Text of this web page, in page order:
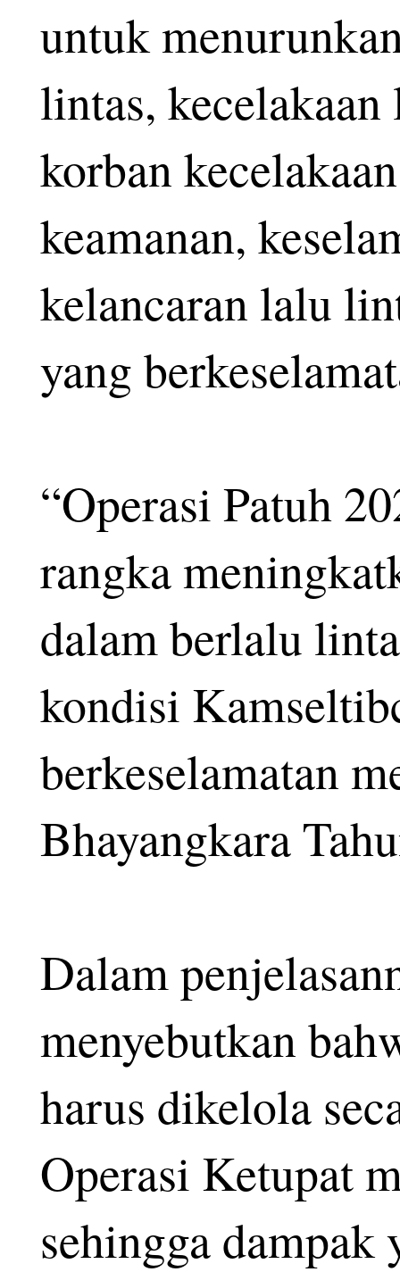
untuk
lintas,
korban
keamanan,
kelancaran lalu
yang
“Operasi Patuh
rangka
dalam berlalu
kondisi
berkeselamatan
Bhayangkara
Dalam
menyebutkan
harus dikelola
Operasi Ketupat
sehingga dampak